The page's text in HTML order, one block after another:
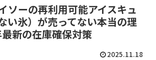
ソーの再利用可能アイスキュ
い氷）が売ってない本当の理
新の在庫確保対策
2025.11.18